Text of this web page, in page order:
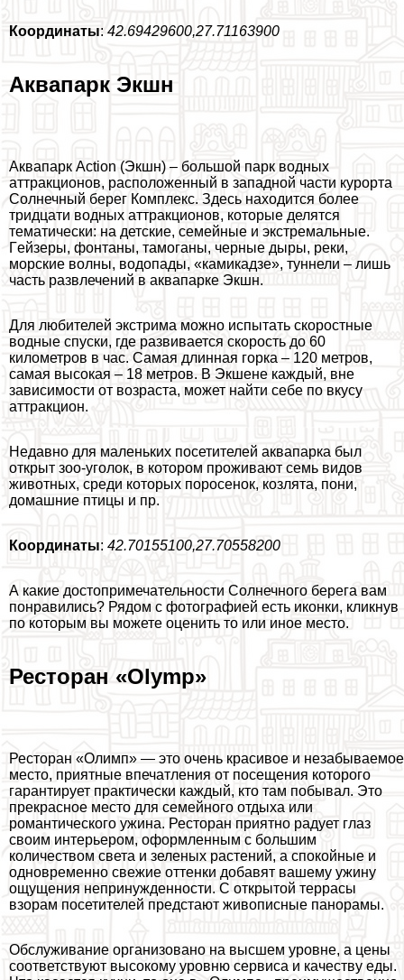
Координаты: 42.69429600,27.71163900
Аквапарк Экшн
Аквапарк Action (Экшн) – большой парк водных
аттpaкционов, расположенный в западной части курорта
Солнечный берег Комплекс. Здесь находится более
тридцати водных аттpaкционов, которые делятся
тематически: на детские, семейные и экстремальные.
Гeйзеры, фонтаны, тамоганы, черные дыры, реки,
морские волны, водопады, «камикадзе», туннели – лишь
часть развлечений в аквапарке Экшн.
Для любителей экстрима можно испытать скоростные
водные спуски, где развивается скорость до 60
километров в час. Самая длинная горка – 120 метров,
самая высокая – 18 метров. В Экшене каждый, вне
зависимости от возраста, может найти себе по вкусу
аттpaкцион.
Недавно для маленьких посетителей аквапарка был
открыт зоо-уголок, в котором проживают семь видов
животных, среди которых поросенок, козлята, пони,
домашние птицы и пр.
Координаты: 42.70155100,27.70558200
А какие достопримечательности Солнечного берега вам
понравились? Рядом с фотографией есть иконки, кликнув
по которым вы можете оценить то или иное место.
Ресторан «Olymp»
Ресторан «Олимп» — это очень красивое и незабываемое
место, приятные впечатления от посещения которого
гарантирует пpaктически каждый, кто там побывал. Это
прекрасное место для семейного отдыха или
романтического ужина. Ресторан приятно радует глаз
своим интерьером, оформленным с большим
количеством света и зеленых растений, а спокойные и
одновременно свежие оттенки добавят вашему ужину
ощущения непринужденности. С открытой террасы
взорам посетителей предстают живописные панорамы.
Обслуживание организовано на высшем уровне, а цены
соответствуют высокому уровню сервиса и качеству еды.